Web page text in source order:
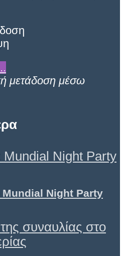
μετάδοση μέσω
Night Party